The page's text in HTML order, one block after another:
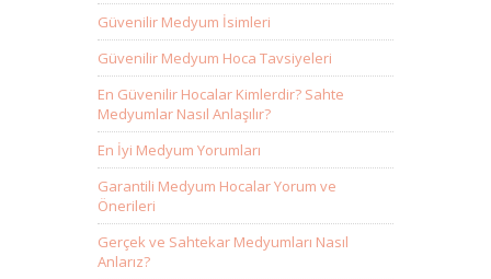
Güvenilir Medyum İsimleri
Güvenilir Medyum Hoca Tavsiyeleri
En Güvenilir Hocalar Kimlerdir? Sahte
Medyumlar Nasıl Anlaşılır?
En İyi Medyum Yorumları
Garantili Medyum Hocalar Yorum ve
Önerileri
Gerçek ve Sahtekar Medyumları Nasıl
Anlarız?